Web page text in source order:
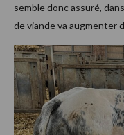
semble donc assuré,
de viande va augmenter